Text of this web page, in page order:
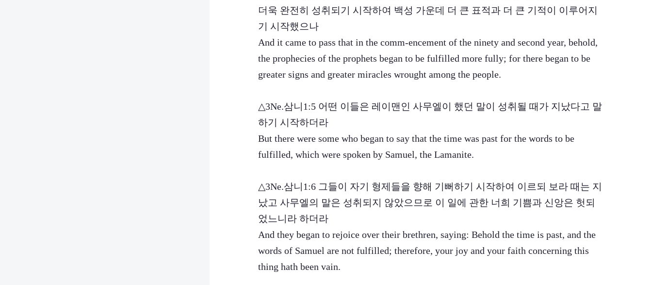
더욱 완전히 성취되기 시작하여 백성 가운데 더 큰 표적과 더 큰 기적이 이루어지
기 시작했으나
And it came to pass that in the comm-encement of the ninety and second year, behold,
the prophecies of the prophets began to be fulfilled more fully; for there began to be
greater signs and greater miracles wrought among the people.
△3Ne.삼니1:5 어떤 이들은 레이맨인 사무엘이 했던 말이 성취될 때가 지났다고 말
하기 시작하더라
But there were some who began to say that the time was past for the words to be
fulfilled, which were spoken by Samuel, the Lamanite.
△3Ne.삼니1:6 그들이 자기 형제들을 향해 기뻐하기 시작하여 이르되 보라 때는 지
났고 사무엘의 말은 성취되지 않았으므로 이 일에 관한 너희 기쁨과 신앙은 헛되
었느니라 하더라
And they began to rejoice over their brethren, saying: Behold the time is past, and the
words of Samuel are not fulfilled; therefore, your joy and your faith concerning this
thing hath been vain.